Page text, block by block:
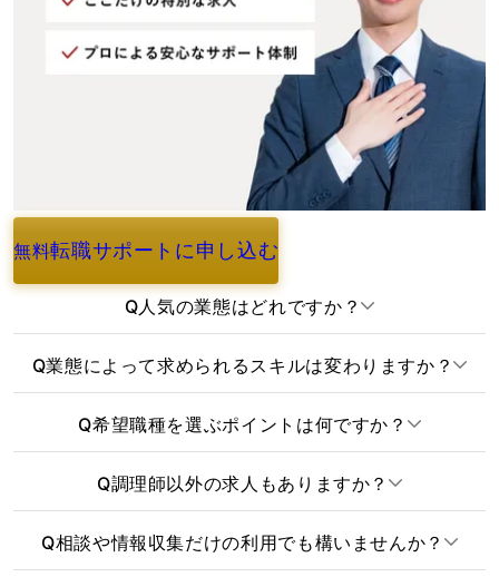
無料転職サポートに申し込む
よくあるご質問
Q人気の業態はどれですか？
Q業態によって求められるスキルは変わりますか？
Q希望職種を選ぶポイントは何ですか？
Q調理師以外の求人もありますか？
Q相談や情報収集だけの利用でも構いませんか？